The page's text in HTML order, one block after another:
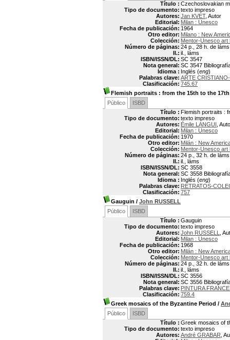
Título : Czechoslovakian
Tipo de documento: texto impreso
Autores: Jan KVET, Autor
Editorial: Milan : Unesco
Fecha de publicación: 1964
Otro editor: Milano : New
Colección: Mentor-Unesco art
Número de páginas: 24 p., 28 h. de
Il.: il., láms
ISBN/ISSN/DL: SC 3547
Nota general: SC 3547
Idioma : Inglés (eng)
Palabras clave: ARTE
Clasificación: 745.67
Flemish portraits : from the 15th to the
Público
ISBD
Título : Flemish portraits :
Tipo de documento: texto impreso
Autores: Émile LANGUI ,
Editorial: Milan : Unesco
Fecha de publicación: 1970
Otro editor: Milán : New
Colección: Mentor-Unesco art
Número de páginas: 24 p., 32 h. de
Il.: il., láms
ISBN/ISSN/DL: SC 3558
Nota general: SC 3558
Idioma : Inglés (eng)
Palabras clave: RETRATOS-
Clasificación: 757
Gauguin / John RUSSELL
Público
ISBD
Título : Gauguin
Tipo de documento: texto impreso
Autores: John RUSSELL
,
Editorial: Milan : Unesco
Fecha de publicación: 1968
Otro editor: Milán : New
Colección: Mentor-Unesco art
Número de páginas: 24 p., 32 h. de
Il.: il., láms
ISBN/ISSN/DL: SC 3556
Nota general: SC 3556
Palabras clave: PINTURA
Clasificación: 759.4
Greek mosaics of the Byzantine Period /
Público
ISBD
Título : Greek mosaics of
Tipo de documento: texto impreso
Autores: André GRABAR ,